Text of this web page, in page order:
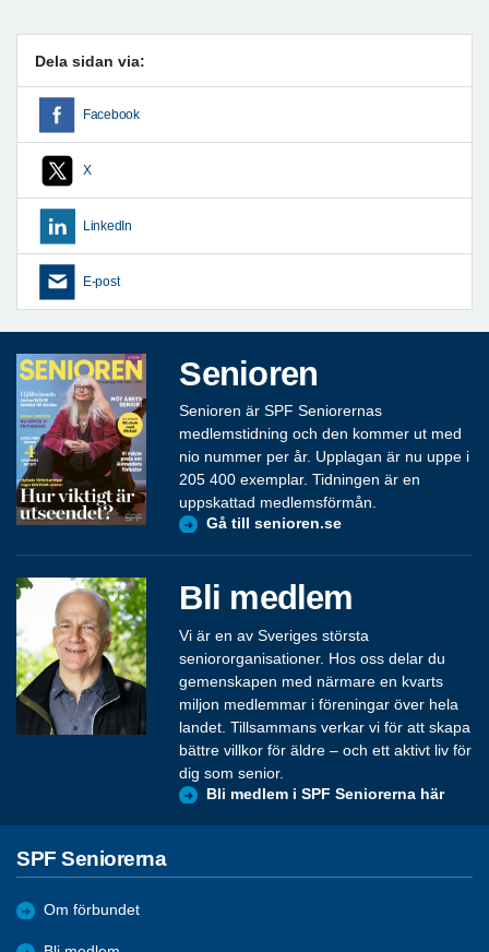
Dela sidan via:
Facebook
X
LinkedIn
E-post
Senioren
Senioren är SPF Seniorernas
medlemstidning och den kommer ut med
nio nummer per år. Upplagan är nu uppe i
205 400 exemplar. Tidningen är en
uppskattad medlemsförmån.
Gå till senioren.se
Bli medlem
Vi är en av Sveriges största
seniororganisationer. Hos oss delar du
gemenskapen med närmare en kvarts
miljon medlemmar i föreningar över hela
landet. Tillsammans verkar vi för att skapa
bättre villkor för äldre – och ett aktivt liv för
dig som senior.
Bli medlem i SPF Seniorerna här
SPF Seniorerna
Om förbundet